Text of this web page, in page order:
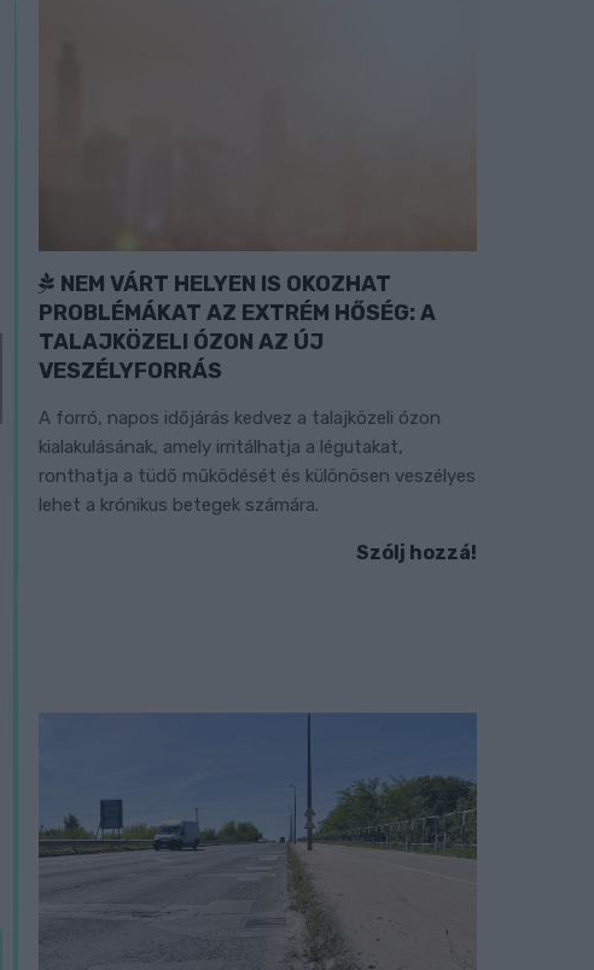
NEM VÁRT HELYEN IS OKOZHAT
PROBLÉMÁKAT AZ EXTRÉM HŐSÉG: A
TALAJKÖZELI ÓZON AZ ÚJ
VESZÉLYFORRÁS
A forró, napos időjárás kedvez a talajközeli ózon
kialakulásának, amely irritálhatja a légutakat,
ronthatja a tüdő működését és különösen veszélyes
lehet a krónikus betegek számára.
Szólj hozzá!